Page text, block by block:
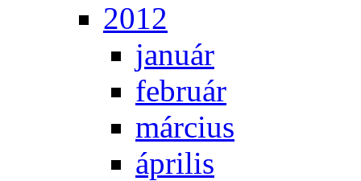
2012
ja­nu­ár
feb­ru­ár
már­ci­us
áp­ri­lis